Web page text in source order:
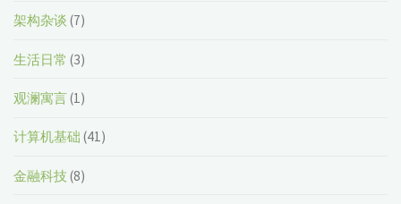
架构杂谈 (7)
生活日常 (3)
观澜寓言(1)
计算机基础 (41)
金融科技 (8)